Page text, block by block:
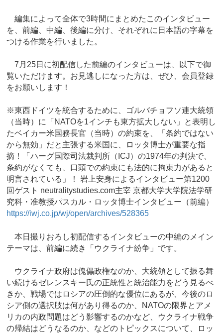
編集によって全体で3時間にまとめたこのインタビュー
を、前編、中編、後編に分け、それぞれに日本語の字幕を
つける作業を行いました。
7月25日に初配信した前編のインタビューは、以下で御
覧いただけます。お見逃しになった方は、ぜひ、会員登録
をお願いします！
※東西ドイツを統合するために、ゴルバチョフソ連大統領
（当時）に「NATOを1インチも東方拡大しない」と表明し
たベイカー米国務長官（当時）の約束を、「条約ではない
から無効」だと主張する米国に、ロッタ博士が重要な指
摘！「ハーグ国際司法裁判所（ICJ）の1974年の判決で、
条約がなくても、口頭での約束にも法的に拘束力があると
明言されている」！ 岩上安身によるインタビュー第1200
回ゲスト neutralitystudies.com主宰 京都大学大学院法学研
究科・准教授パスカル・ロッタ博士インタビュー（前編）
https://iwj.co.jp/wj/open/archives/528365
本日撮りおろし初配信するインタビューの中編のメイン
テーマは、前編に続き「ウクライナ紛争」です。
ウクライナ政府は傀儡政権なのか、大統領として振る舞
い続けるゼレンスキー氏の正統性と統治能力をどう見るべ
きか、戦場ではロシアの圧倒的な優位にあるが、今後のロ
シア側の選択肢は何があり得るのか、NATOの限界とアメ
リカの内政問題はどう影響するのかなど、ウクライナ戦争
の帰結はどうなるのか、などのトピックスについて、ロッ